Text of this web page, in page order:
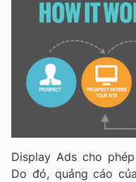
Display Ads cho
Do đó, quảng cáo